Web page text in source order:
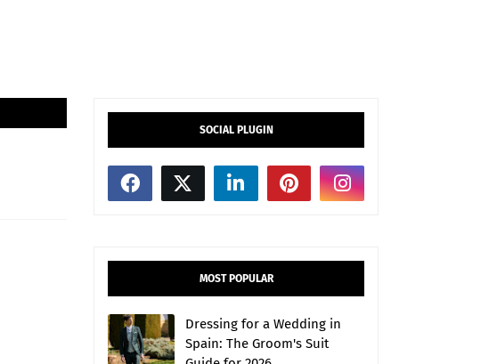
SOCIAL PLUGIN
MOST POPULAR
Dressing for a Wedding in
Spain: The Groom's Suit